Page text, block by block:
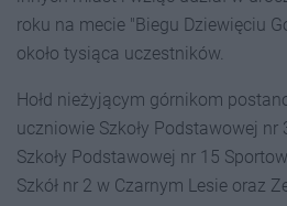
roku na mecie "Biegu Dziewięciu
około tysiąca uczestników.
Hołd nieżyjącym górnikom
uczniowie Szkoły Podstawowej nr
Szkoły Podstawowej nr 15
Szkół nr 2 w Czarnym Lesie oraz